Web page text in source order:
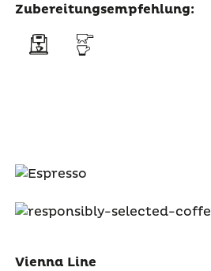
Zubereitungsempfehlung:
Vienna Line